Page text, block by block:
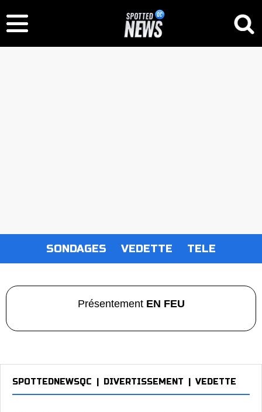
SONDAGES VEDETTE TELE
Présentement EN FEU
SPOTTEDNEWSQC DIVERTISSEMENT VEDETTE